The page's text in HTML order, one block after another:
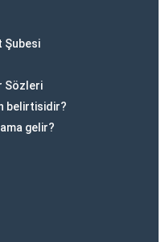
Şubesi
Sözleri
belirtisidir?
gelir?